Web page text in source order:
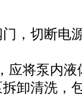
，切断电
应将泵内液
卸清洗，